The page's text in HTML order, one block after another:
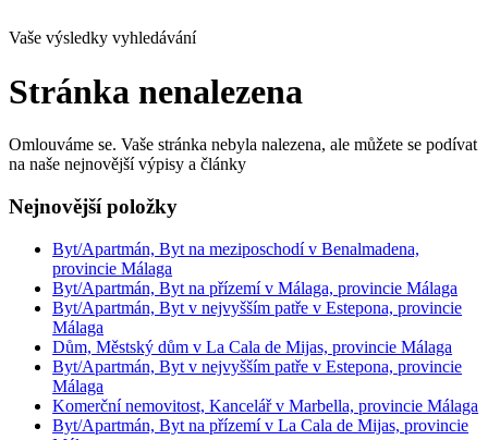
Vaše výsledky vyhledávání
Stránka nenalezena
Omlouváme se. Vaše stránka nebyla nalezena, ale můžete se podívat
na naše nejnovější výpisy a články
Nejnovější položky
Byt/Apartmán, Byt na meziposchodí v Benalmadena,
provincie Málaga
Byt/Apartmán, Byt na přízemí v Málaga, provincie Málaga
Byt/Apartmán, Byt v nejvyšším patře v Estepona, provincie
Málaga
Dům, Městský dům v La Cala de Mijas, provincie Málaga
Byt/Apartmán, Byt v nejvyšším patře v Estepona, provincie
Málaga
Komerční nemovitost, Kancelář v Marbella, provincie Málaga
Byt/Apartmán, Byt na přízemí v La Cala de Mijas, provincie